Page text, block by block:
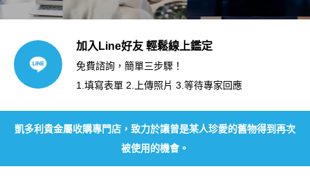
加入Line好友 輕鬆線上鑑定
免費諮詢，簡單三步驟！
1.填寫表單 2.上傳照片 3.等待專家回應
凱多利貴金屬收購專門店，致力於讓曾是某人珍愛的舊物得到再次
被使用的機會。